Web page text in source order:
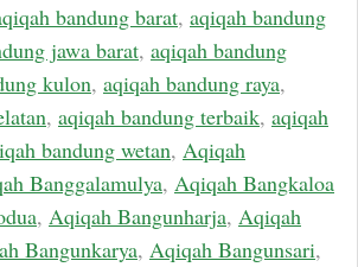
bandung barat, aqiqah bandung
jawa barat, aqiqah bandung
kulon, aqiqah bandung raya,
, aqiqah bandung terbaik, aqiqah
bandung wetan, Aqiqah
Banggalamulya, Aqiqah Bangkaloa
, Aqiqah Bangunharja, Aqiqah
Bangunkarya, Aqiqah Bangunsari,